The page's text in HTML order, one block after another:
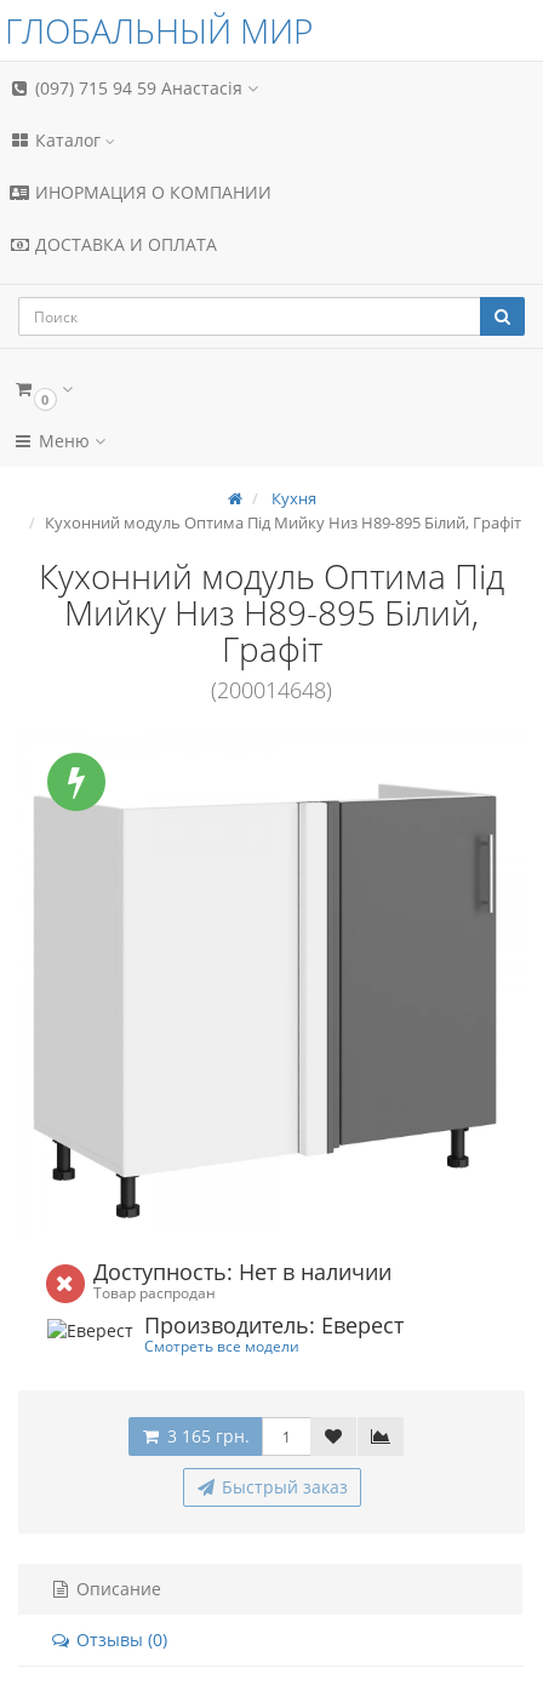
ГЛОБАЛЬНЫЙ МИР
(097) 715 94 59 Анастасія
Каталог
ИНОРМАЦИЯ О КОМПАНИИ
ДОСТАВКА И ОПЛАТА
0
Меню
Кухня
Кухонний модуль Оптима Під Мийку Низ Н89-895 Білий, Графіт
Кухонний модуль Оптима Під
Мийку Низ Н89-895 Білий,
Графіт
(200014648)
Доступность: Нет в наличии
Товар распродан
Производитель: Еверест
Смотреть все модели
3 165 грн.
Быстрый заказ
Описание
Отзывы (0)